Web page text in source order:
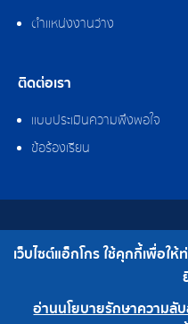
ตำแหน่งงานว่าง
ติดต่อเรา
แบบประเมินความพึงพอใจ
ข้อร้องเรียน
สงวนลิขสิทธิ์ © 2562 บ
เบอร์โทร : 0-2308-
เว็บไซต์แอ็กโกร ใช้คุกกี้เพื่อใ
อ่านนโยบายรักษาความลั0-